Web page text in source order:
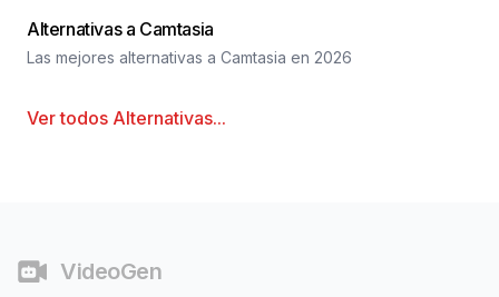
Alternativas a Camtasia
Las mejores alternativas a Camtasia en 2026
Ver todos Alternativas...
VideoGen